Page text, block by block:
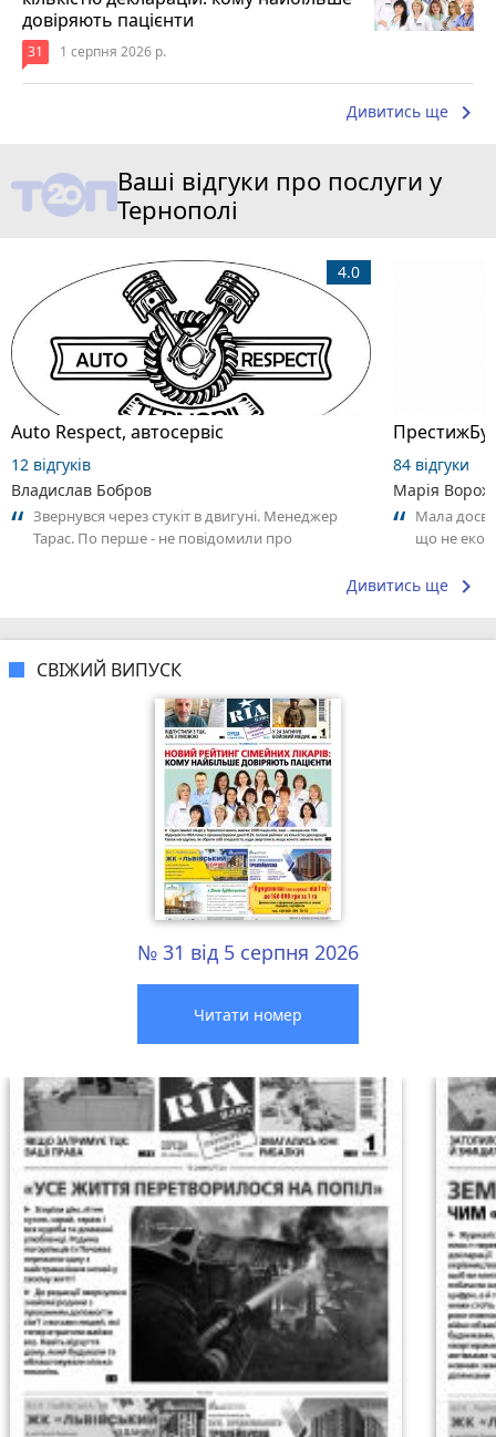
довіряють пацієнти
31 1 серпня 2026 р.
Дивитись ще keyboard_arrow_right
Ваші відгуки про послуги у
Тернополі
Auto Respect, автосервіс
4.0
12 відгуків
Владислав Бобров
Звернувся через стукіт в двигуні. Менеджер
Тарас. По перше - не повідомили про
84 відгуки
Марія
Мала
що не
Дивитись ще keyboard_arrow_right
СВІЖИЙ ВИПУСК
№ 31 від 5 серпня 2026
Читати номер